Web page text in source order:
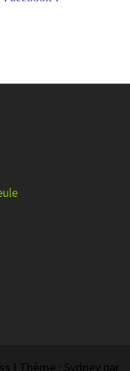
| Thème : Sydney par